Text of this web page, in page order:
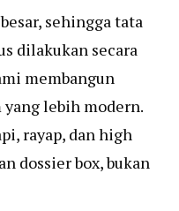
sehingga tata
dilakukan secara
membangun
lebih modern.
rayap, dan high
dossier box, bukan